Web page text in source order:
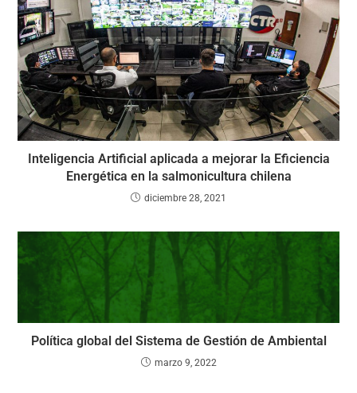
Inteligencia Artificial aplicada a mejorar la Eficiencia
Energética en la salmonicultura chilena
diciembre 28, 2021
Política global del Sistema de Gestión de Ambiental
marzo 9, 2022